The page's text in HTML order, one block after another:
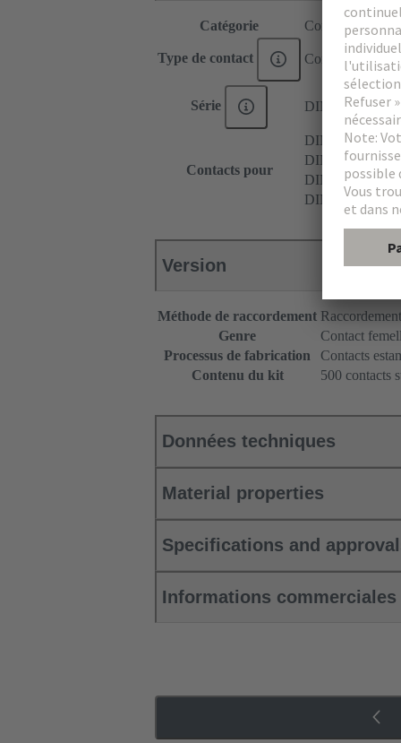
Catégorie Contacts
Type de contact Contact à sertir
Série DIN 41612
Contacts pour
DIN 41612
DIN 41612
DIN 41612
DIN 41612
Version
Méthode de raccordement
Genre
Contact
Processus de fabrication
Contacts
Contenu du kit
500 contacts
Données techniques
Material properties
Specifications and
Informations commerciales